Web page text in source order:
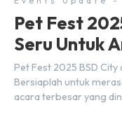
Pet Fest
Seru Untuk
Kesayangan!
Pet Fest 2025 BSD
Bersiaplah untuk
acara terbesar yang